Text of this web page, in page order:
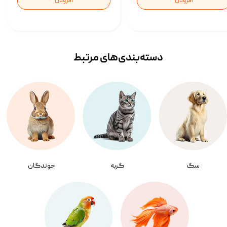
سگ گربه جوندگان
دسته‌بندی‌‌های مرتبط